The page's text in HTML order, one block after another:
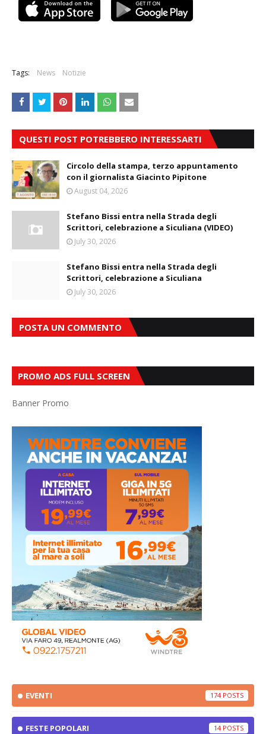
Tags: News Notizie
QUESTI POST POTREBBERO INTERESSARTI
Circolo della stampa, terzo appuntamento
con il giornalista Giacinto Pipitone
August 04, 2026
Stefano Bissi entra nella Strada degli
Scrittori, celebrazione a Siculiana (VIDEO)
July 30, 2026
Stefano Bissi entra nella Strada degli
Scrittori, celebrazione a Siculiana
July 30, 2026
POSTA UN COMMENTO
PROMO ADS FULL SCREEN
Banner Promo
EVENTI 174
FESTE POPOLARI 14